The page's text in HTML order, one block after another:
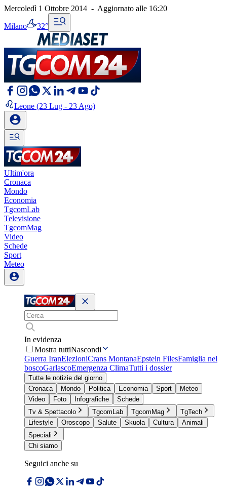
Mercoledì 1 Ottobre 2014 - Aggiornato alle 16:20
Milano 32°
Leone (23 Lug - 23 Ago)
Ultim'ora
Cronaca
Mondo
Economia
TgcomLab
Televisione
TgcomMag
Video
Schede
Sport
Meteo
In evidenza
Mostra tuttiNascondi
Guerra IranElezioniCrans MontanaEpstein FilesFamiglia nel
boscoGarlascoEmergenza ClimaTutti i dossier
Tutte le notizie del giorno
Cronaca
Mondo Politica Economia Sport
Meteo
Video
Foto Infografiche
Schede
Tv & Spettacolo
TgcomLab TgcomMag
TgTech
Lifestyle
Oroscopo Salute Skuola Cultura
Animali
Speciali
Chi siamo
Seguici anche su